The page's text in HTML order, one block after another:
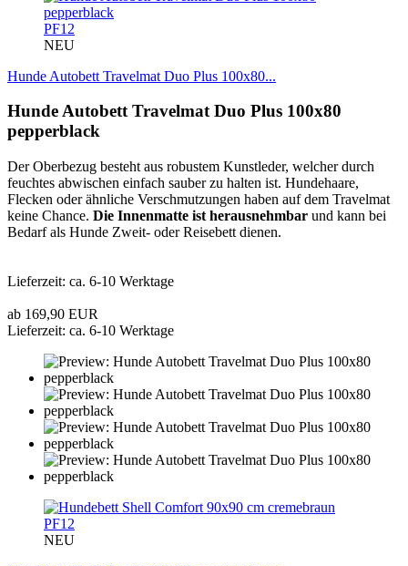
PF12
NEU
Hunde Autobett Travelmat Duo Plus 100x80...
Hunde Autobett Travelmat Duo Plus 100x80
pepperblack
Der Oberbezug besteht aus robustem Kunstleder, welcher durch
feuchtes abwischen einfach sauber zu halten ist. Hundehaare,
Flecken oder ähnliche Verschmutzungen haben auf dem Travelmat
keine Chance. Die Innenmatte ist herausnehmbar und kann bei
Bedarf als Hunde Zweit- oder Reisebett dienen.
Lieferzeit: ca. 6-10 Werktage
ab 169,90 EUR
Lieferzeit: ca. 6-10 Werktage
PF12
NEU